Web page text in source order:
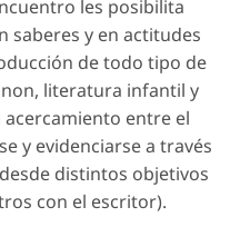
les posibilita
saberes y en actitudes
de todo tipo de
literatura infantil y
acercamiento entre el
y evidenciarse a través
distintos objetivos
con el escritor).